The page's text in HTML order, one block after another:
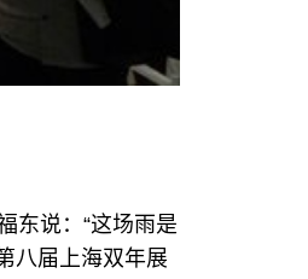
东说：“这场雨是
八届上海双年展